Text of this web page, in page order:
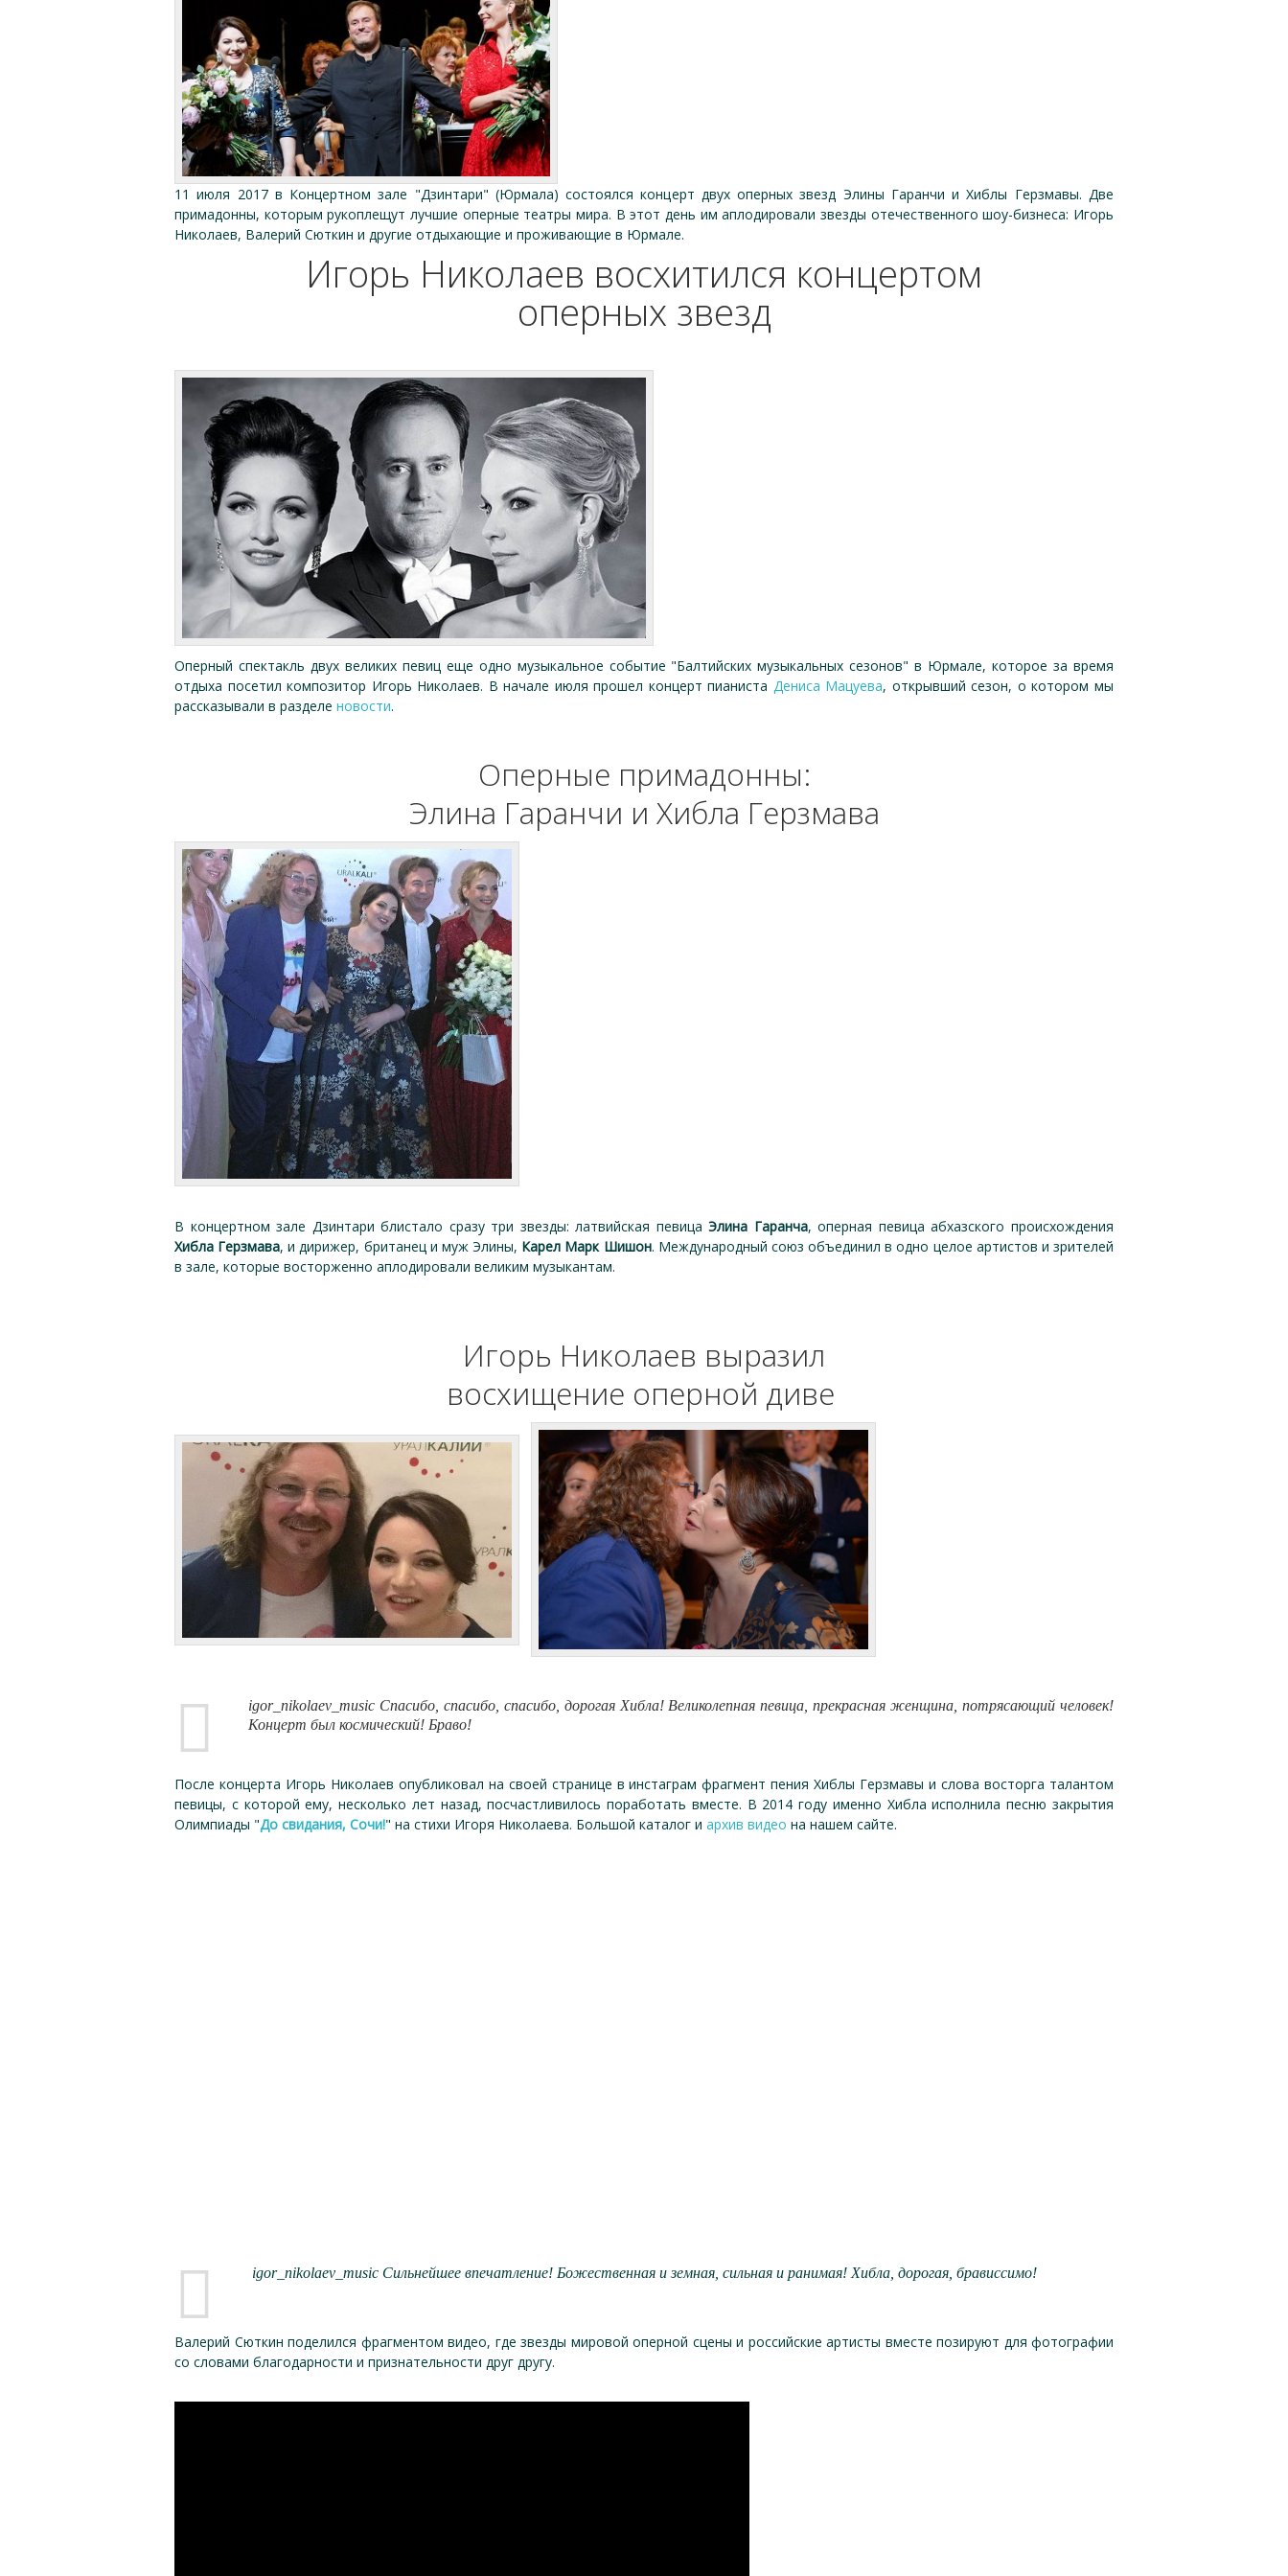
11 июля 2017 в Концертном зале "Дзинтари" (Юрмала) состоялся концерт двух оперных звезд Элины Гаранчи и Хиблы Герзмавы. Две
примадонны, которым рукоплещут лучшие оперные театры мира. В этот день им аплодировали звезды отечественного шоу-бизнеса: Игорь
Николаев, Валерий Сюткин и другие отдыхающие и проживающие в Юрмале.
Игорь Николаев восхитился концертом
оперных звезд
Оперный спектакль двух великих певиц еще одно музыкальное событие "Балтийских музыкальных сезонов" в Юрмале, которое за время
отдыха посетил композитор Игорь Николаев. В начале июля прошел концерт пианиста Дениса Мацуева, открывший сезон, о котором мы
рассказывали в разделе новости.
Оперные примадонны:
Элина Гаранчи и Хибла Герзмава
В концертном зале Дзинтари блистало сразу три звезды: латвийская певицаЭлина Гаранча, оперная певица абхазского происхождения
Хибла Герзмава, и дирижер, британец и муж Элины, Карел Марк Шишон. Международный союз объединил в одно целое артистов и зрителей
в зале, которые восторженно аплодировали великим музыкантам.
Игорь Николаев выразил
восхищение оперной диве
igor_nikolaev_music Спасибо, спасибо, спасибо, дорогая Хибла! Великолепная певица, прекрасная женщина, потрясающий человек!
Концерт был космический! Браво!
После концерта Игорь Николаев опубликовал на своей странице в инстаграм фрагмент пения Хиблы Герзмавы и слова восторга талантом
певицы, с которой ему, несколько лет назад, посчастливилось поработать вместе. В 2014 году именно Хибла исполнила песню закрытия
Олимпиады "До свидания, Сочи!" на стихи Игоря Николаева. Большой каталог и архив видео на нашем сайте.
igor_nikolaev_music Сильнейшее впечатление! Божественная и земная, сильная и ранимая! Хибла, дорогая, брависсимо!
Валерий Сюткин поделился фрагментом видео, где звезды мировой оперной сцены и российские артисты вместе позируют для фотографии
со словами благодарности и признательности друг другу.